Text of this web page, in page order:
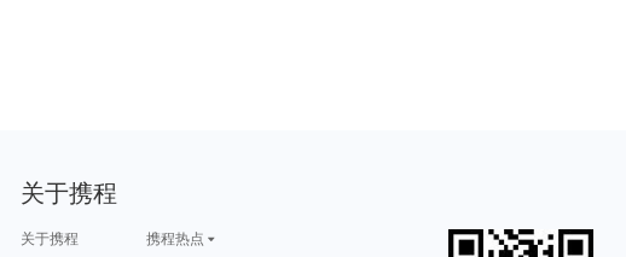
关于携程
关于携程
携程热点